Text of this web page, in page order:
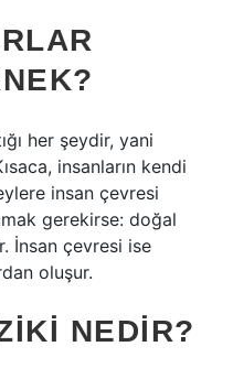
her şeydir, yani
insanların kendi
insan çevresi
gerekirse: doğal
İnsan çevresi ise
oluşur.
NEDIR?